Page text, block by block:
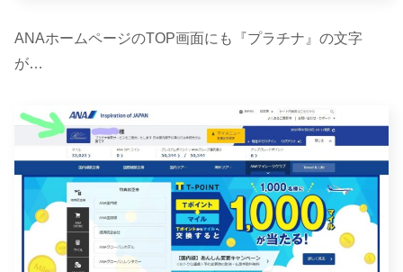
ANAホームページのTOP画面にも『プラチナ』の文字
が…